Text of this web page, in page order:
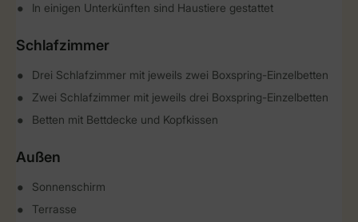
In einigen Unterkünften sind Haustiere gestattet
Schlafzimmer
Drei Schlafzimmer mit jeweils zwei Boxspring-Einzelbetten
Zwei Schlafzimmer mit jeweils drei Boxspring-Einzelbetten
Betten mit Bettdecke und Kopfkissen
Außen
Sonnenschirm
Terrasse